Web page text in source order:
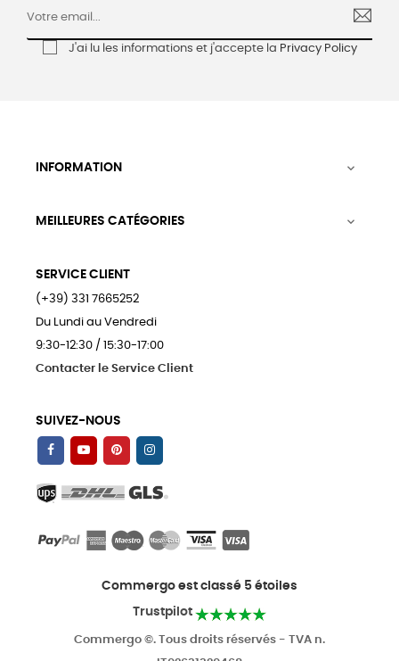
J'ai lu les informations et j'accepte la Privacy Policy
INFORMATION 
MEILLEURES CATÉGORIES 
SERVICE CLIENT
(+39) 331 7665252
Du Lundi au Vendredi
9:30-12:30 / 15:30-17:00
Contacter le Service Client
SUIVEZ-NOUS
Commergo est classé 5 étoiles
Trustpilot
Commergo ©. Tous droits réservés - TVA n.